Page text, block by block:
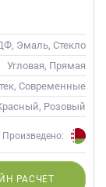
Эмаль, Стекло
Угловая, Прямая
Современные
Розовый
Произведено:
РАСЧЕТ